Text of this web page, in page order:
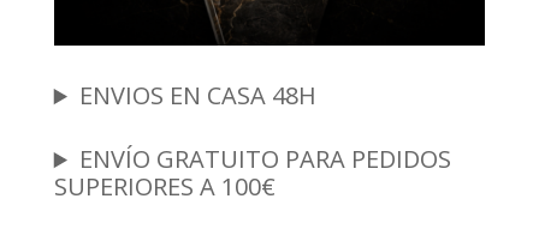
ENVIOS EN CASA 48H
ENVÍO GRATUITO PARA PEDIDOS
SUPERIORES A 100€